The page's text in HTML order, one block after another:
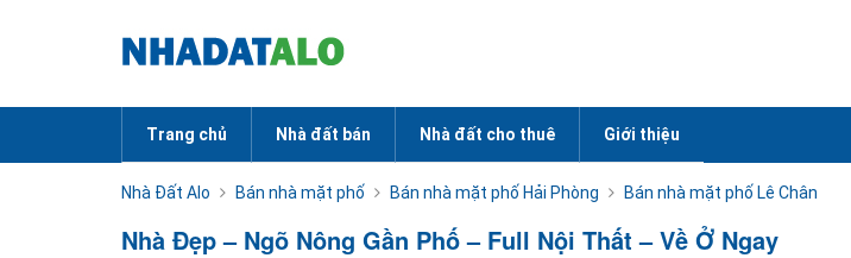
Trang chủ Nhà đất bán Nhà đất cho thuê Giới thiệu
Nhà Đất Alo Bán nhà mặt phố Bán nhà mặt phố Hải Phòng Bán nhà mặt phố Lê Chân
Nhà Đẹp – Ngõ Nông Gần Phố – Full Nội Thất – Về Ở Ngay